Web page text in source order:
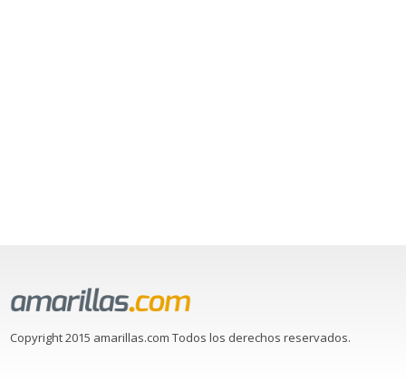
Copyright 2015 amarillas.com Todos los derechos reservados.